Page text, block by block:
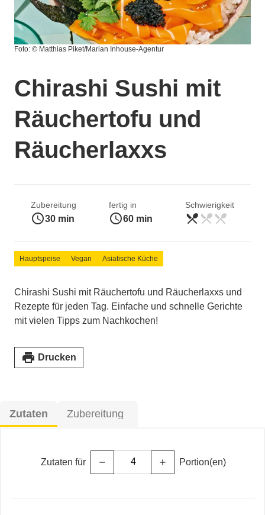
Foto: © Matthias Piket/Marian Inhouse-Agentur
Chirashi Sushi mit
Räuchertofu und
Räucherlaxxs
Zubereitung
access_time30 min
fertig in
access_time60 min
Schwierigkeit
leicht
restaurant_menu restaurant_menu restaurant_menu
Hauptspeise Vegan Asiatische Küche
Chirashi Sushi mit Räuchertofu und Räucherlaxxs und
Rezepte für jeden Tag. Einfache und schnelle Gerichte
mit vielen Tipps zum Nachkochen!
print Drucken
Zutaten Zubereitung
Zutaten für remove add Portion(en)